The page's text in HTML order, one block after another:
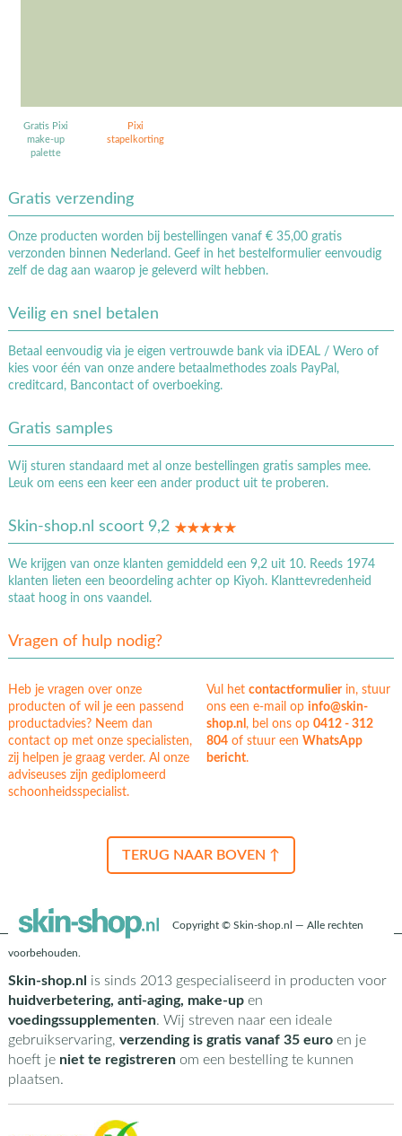
Gratis Pixi
make-up
palette
Pixi
stapelkorting
Gratis verzending
Onze producten worden bij bestellingen vanaf € 35,00 gratis
verzonden binnen Nederland. Geef in het bestelformulier eenvoudig
zelf de dag aan waarop je geleverd wilt hebben.
Veilig en snel betalen
Betaal eenvoudig via je eigen vertrouwde bank via iDEAL / Wero of
kies voor één van onze andere betaalmethodes zoals PayPal,
creditcard, Bancontact of overboeking.
Gratis samples
Wij sturen standaard met al onze bestellingen gratis samples mee.
Leuk om eens een keer een ander product uit te proberen.
Skin-shop.nl scoort 9,2
We krijgen van onze klanten gemiddeld een 9,2 uit 10. Reeds 1974
klanten lieten een beoordeling achter op Kiyoh. Klanttevredenheid
staat hoog in ons vaandel.
Vragen of hulp nodig?
Heb je vragen over onze
producten of wil je een passend
productadvies? Neem dan
contact op met onze specialisten,
zij helpen je graag verder. Al onze
adviseuses zijn gediplomeerd
schoonheidsspecialist.
Vul hetcontactformulierin, stuur
ons een e-mail opinfo@skin-
shop.nl, bel ons op0412 - 312
804 of stuur eenWhatsApp
bericht.
TERUG NAAR BOVEN ↑
Copyright © Skin-shop.nl — Alle rechten
voorbehouden.
Skin-shop.nl is sinds 2013 gespecialiseerd in producten voor
huidverbetering, anti-aging, make-upen
voedingssupplementen. Wij streven naar een ideale
gebruikservaring, verzending is gratis vanaf 35 euroen je
hoeft je niet te registrerenom een bestelling te kunnen
plaatsen.